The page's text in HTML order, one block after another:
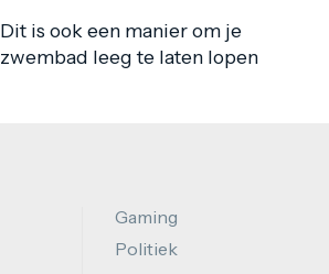
Dit is ook een manier om je
zwembad leeg te laten lopen
Gaming
Politiek